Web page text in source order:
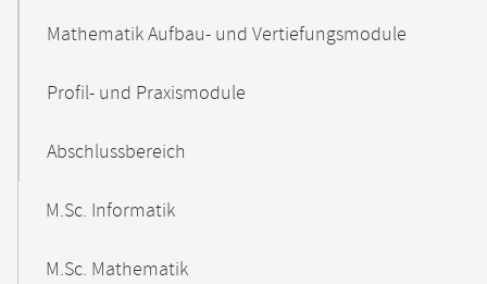
Mathematik Aufbau- und Vertiefungsmodule
Profil- und Praxismodule
Abschlussbereich
M.Sc. Informatik
M.Sc. Mathematik